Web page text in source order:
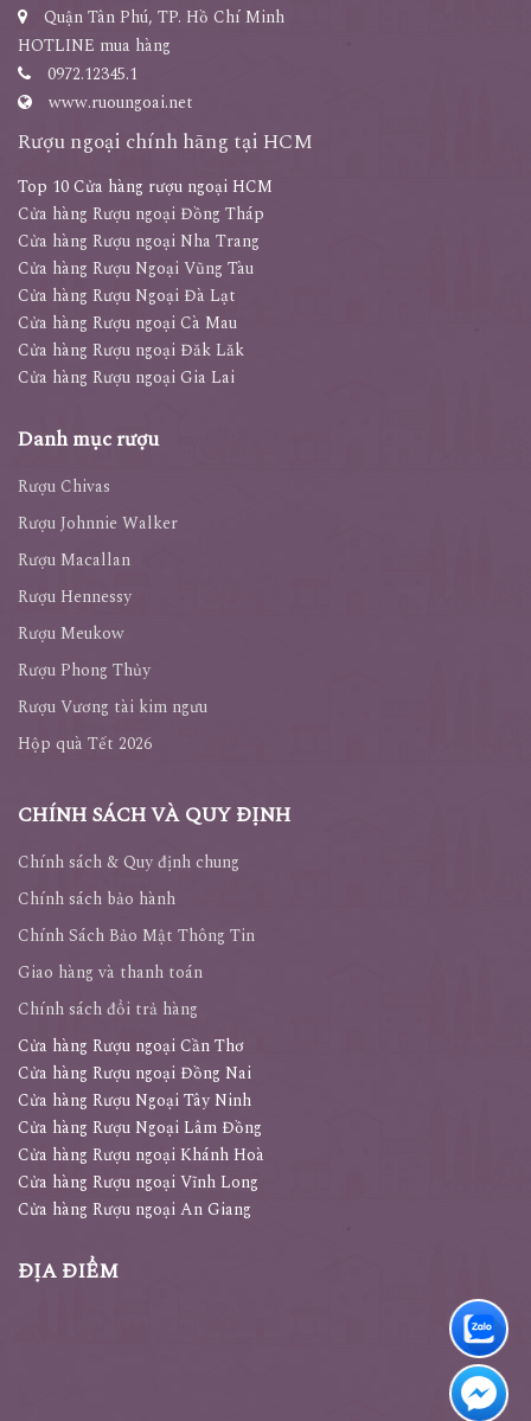
Quận Tân Phú, TP. Hồ Chí Minh
HOTLINE mua hàng
0972.12345.1
www.ruoungoai.net
Rượu ngoại chính hãng tại HCM
Top 10 Cửa hàng rượu ngoại HCM
Cửa hàng Rượu ngoại Đồng Tháp
Cửa hàng Rượu ngoại Nha Trang
Cửa hàng Rượu Ngoại Vũng Tàu
Cửa hàng Rượu Ngoại Đà Lạt
Cửa hàng Rượu ngoại Cà Mau
Cửa hàng Rượu ngoại Đăk Lăk
Cửa hàng Rượu ngoại Gia Lai
Danh mục rượu
Rượu Chivas
Rượu Johnnie Walker
Rượu Macallan
Rượu Hennessy
Rượu Meukow
Rượu Phong Thủy
Rượu Vương tài kim ngưu
Hộp quà Tết 2026
CHÍNH SÁCH VÀ QUY ĐỊNH
Chính sách & Quy định chung
Chính sách bảo hành
Chính Sách Bảo Mật Thông Tin
Giao hàng và thanh toán
Chính sách đổi trả hàng
Cửa hàng Rượu ngoại Cần Thơ
Cửa hàng Rượu ngoại Đồng Nai
Cửa hàng Rượu Ngoại Tây Ninh
Cửa hàng Rượu Ngoại Lâm Đồng
Cửa hàng Rượu ngoại Khánh Hoà
Cửa hàng Rượu ngoại Vĩnh Long
Cửa hàng Rượu ngoại An Giang
ĐỊA ĐIỂM